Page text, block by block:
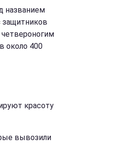
названием
защитников
около 400
красоту
вывозили